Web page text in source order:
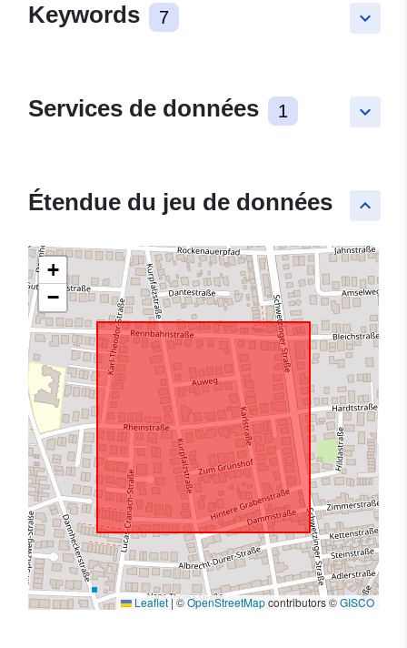
keyboard_arrow_down
Keywords 7
keyboard_arrow_down
Services de données 1
keyboard_arrow_up
Étendue du jeu de données
+
−
Leaflet|©OpenStreetMapcontributors ©GISCO